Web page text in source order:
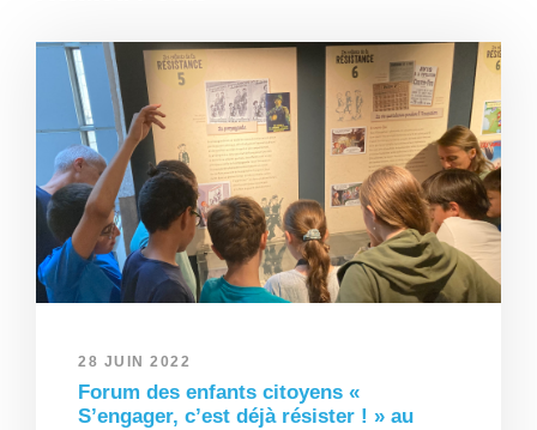
28 JUIN 2022
Forum des enfants citoyens «
S’engager, c’est déjà résister ! » au